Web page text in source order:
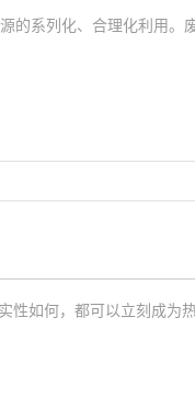
系列化、合理化利用。
如何，都可以立刻成为